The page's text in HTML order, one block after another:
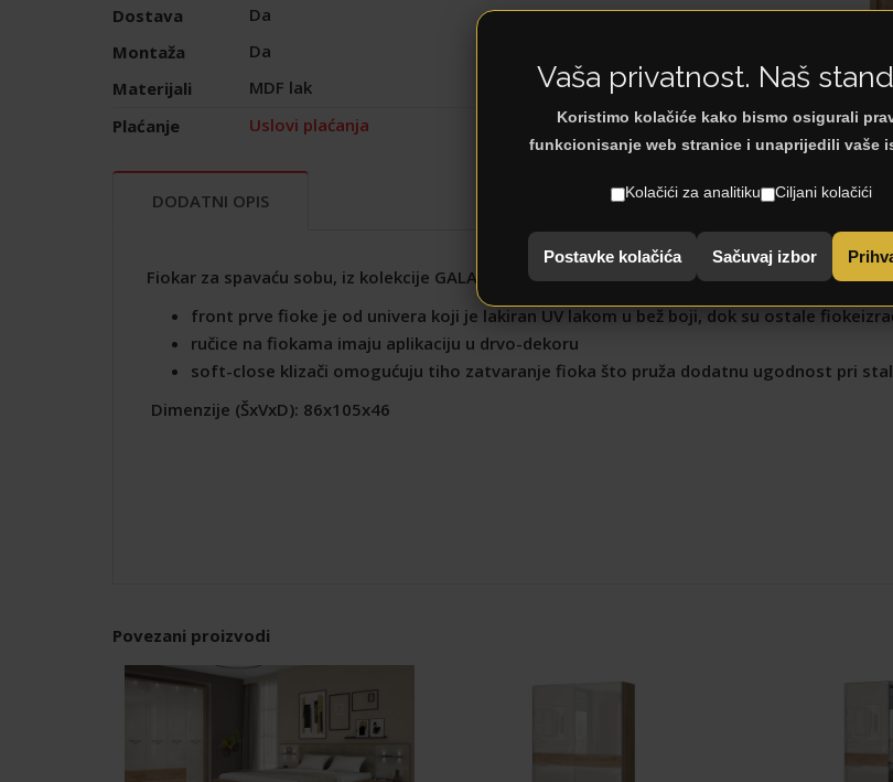
Dostava
Da
Montaža
Da
Materijali
MDF lak
Plaćanje
Uslovi plaćanja < Natrag na: Komode
DODATNI OPIS
Fiokar za spavaću sobu, iz kolekcije GALA, modernog dizajna sa četiri fioke.
front prve fioke je od univera koji je lakiran UV lakom u bež boji, dok su ostale
ručice na fiokama imaju aplikaciju u drvo-dekoru
soft-close klizači omogućuju tiho zatvaranje fioka što pruža dodatnu ugodnost pri
Dimenzije (ŠxVxD): 86x105x46
Povezani proizvodi
Vaša privatnost. Naš
Koristimo kolačiće kako bismo osigurali
funkcionisanje web stranice i unaprijedili vaše
Kolačići za analitiku Ciljani kolačići
Postavke kolačića Sačuvaj izbor